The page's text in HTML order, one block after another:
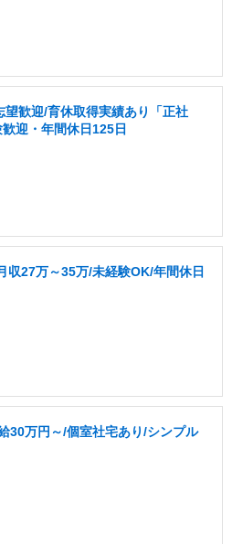
望歓迎/育休取得実績あり「正社
迎・年間休日125日
収27万～35万/未経験OK/年間休日
30万円～/個室社宅あり/シンプル